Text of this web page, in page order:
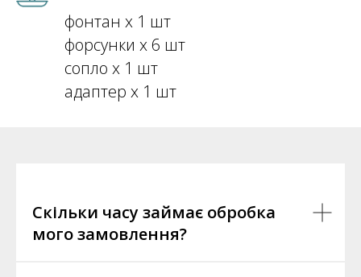
фонтан х 1 шт
форсунки х 6 шт
сопло х 1 шт
адаптер х 1 шт
Скільки часу займає обробка
мого замовлення?